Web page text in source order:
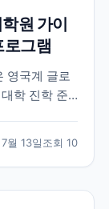
원 가이
로그램
영국계 글로
학 진학 준
월 13일조회 10